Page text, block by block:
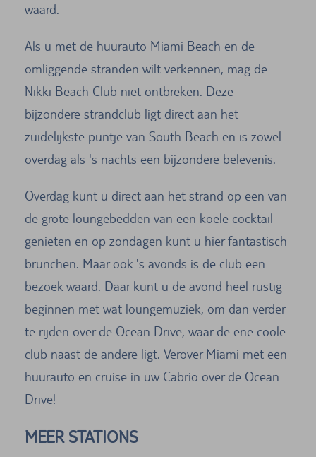
waard.
Als u met de huurauto Miami Beach en de
omliggende stranden wilt verkennen, mag de
Nikki Beach Club niet ontbreken. Deze
bijzondere strandclub ligt direct aan het
zuidelijkste puntje van South Beach en is zowel
overdag als 's nachts een bijzondere belevenis.
Overdag kunt u direct aan het strand op een van
de grote loungebedden van een koele cocktail
genieten en op zondagen kunt u hier fantastisch
brunchen. Maar ook 's avonds is de club een
bezoek waard. Daar kunt u de avond heel rustig
beginnen met wat loungemuziek, om dan verder
te rijden over de Ocean Drive, waar de ene coole
club naast de andere ligt. Verover Miami met een
huurauto en cruise in uw Cabrio over de Ocean
Drive!
MEER STATIONS